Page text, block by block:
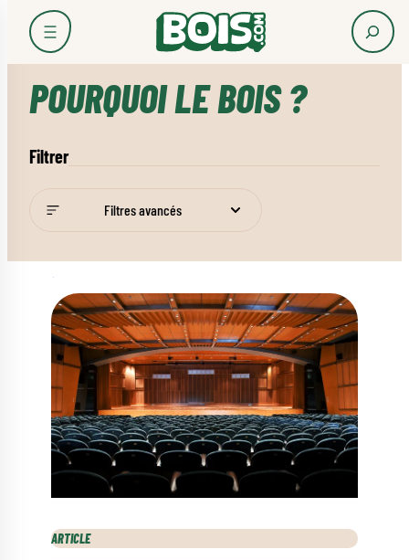
Accueil Les usages du bois Pourquoi le bois ?
POURQUOI LE BOIS ?
Filtrer
Filtres avancés
ARTICLE